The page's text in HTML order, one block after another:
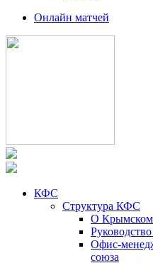
Онлайн матчей
КФС
Структура КФС
О Крымском
Офис-
союза